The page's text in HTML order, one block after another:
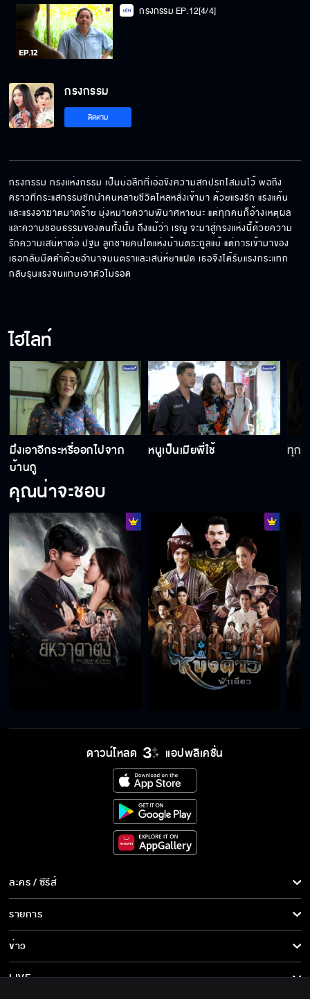
กรงกรรม EP.12[4/4]
กรงกรรม
ติดตาม
กรงกรรม กรงแห่งกรรม เป็นบ่อลึกที่เอ่อขังความสกปรกโสมมไว้ พอถึง
คราวที่กระแสกรรมชักนำคนหลายชีวิตไหลหลั่งเข้ามา ด้วยแรงรัก แรงแค้น
และแรงอาฆาตมาดร้าย มุ่งหมายความพินาศหายนะ แต่ทุกคนก็อ้างเหตุผล
และความชอบธรรมของตนทั้งนั้น ถึงแม้ว่า เรณู จะมาสู่กรงแห่งนี้ด้วยความ
รักความเสน่หาต่อ ปฐม ลูกชายคนโตแห่งบ้านตระกูลแบ้ แต่การเข้ามาของ
เธอกลับมืดดำด้วยอำนาจมนตราและเสน่ห์ยาแฝด เธอจึงได้รับแรงกระแทก
กลับรุนแรงจนแทบเอาตัวไม่รอด
ไฮไลท์
มึงเอาอีกระหรี่ออกไปจาก
บ้านกู
หนูเป็นเมียพี่ใช้ ทุกค
คุณน่าจะชอบ
ดาวน์โหลด แอปพลิเคชั่น
ละคร / ซีรีส์
ละคร/ซีรีส์
ซีรีส์นานาชาติ
การ์ตูน & เกม
รายการ
รายการทั้งหมด
ข่าว
ข่าวทั้งหมด
LIVE